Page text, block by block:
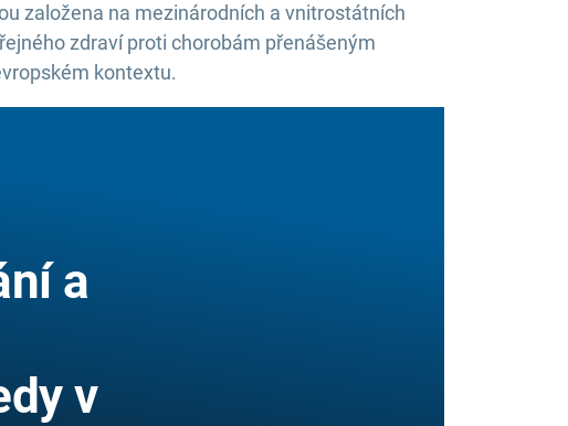
založena na mezinárodních a vnitrostátních
zdraví proti chorobám přenášeným
kontextu.
a
v